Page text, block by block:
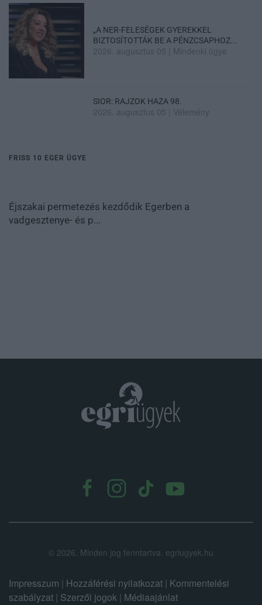
„A NER-FELESÉGEK GYEREKKEL
BIZTOSÍTOTTÁK BE A PÉNZCSAPHOZ...
2026. augusztus 05 Mindenki ügye
SIOR: RAJZOK HAZA 98.
2026. augusztus 05 Vélemény
FRISS 10 EGER ÜGYE
Éjszakai permetezés kezdődik Egerben a
vadgesztenye- és p...
© 2026. Minden jog fenntartva. egriugyek.hu
Impresszum | Hozzáférési nyilatkozat | Kommentelési
szabályzat | Szerzői jogok | Médiaajánlat